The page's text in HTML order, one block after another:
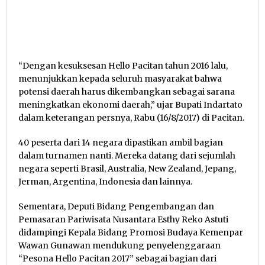
“Dengan kesuksesan Hello Pacitan tahun 2016 lalu,
menunjukkan kepada seluruh masyarakat bahwa
potensi daerah harus dikembangkan sebagai sarana
meningkatkan ekonomi daerah,” ujar Bupati Indartato
dalam keterangan persnya, Rabu (16/8/2017) di Pacitan.
40 peserta dari 14 negara dipastikan ambil bagian
dalam turnamen nanti. Mereka datang dari sejumlah
negara seperti Brasil, Australia, New Zealand, Jepang,
Jerman, Argentina, Indonesia dan lainnya.
Sementara, Deputi Bidang Pengembangan dan
Pemasaran Pariwisata Nusantara Esthy Reko Astuti
didampingi Kepala Bidang Promosi Budaya Kemenpar
Wawan Gunawan mendukung penyelenggaraan
“Pesona Hello Pacitan 2017” sebagai bagian dari